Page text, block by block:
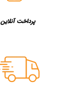
پرداخت آنلاین